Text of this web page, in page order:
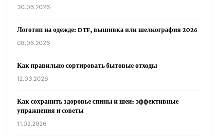
30.06.2026
Логотип на одежде: DTF, вышивка или шелкография 2026
08.06.2026
Как правильно сортировать бытовые отходы
12.03.2026
Как сохранить здоровье спины и шеи: эффективные
упражнения и советы
11.02.2026